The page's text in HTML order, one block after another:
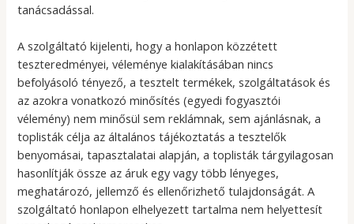
tanácsadással.
A szolgáltató kijelenti, hogy a honlapon közzétett
teszteredményei, véleménye kialakításában nincs
befolyásoló tényező, a tesztelt termékek, szolgáltatások és
az azokra vonatkozó minősítés (egyedi fogyasztói
vélemény) nem minősül sem reklámnak, sem ajánlásnak, a
toplisták célja az általános tájékoztatás a tesztelők
benyomásai, tapasztalatai alapján, a toplisták tárgyilagosan
hasonlítják össze az áruk egy vagy több lényeges,
meghatározó, jellemző és ellenőrizhető tulajdonságát. A
szolgáltató honlapon elhelyezett tartalma nem helyettesít